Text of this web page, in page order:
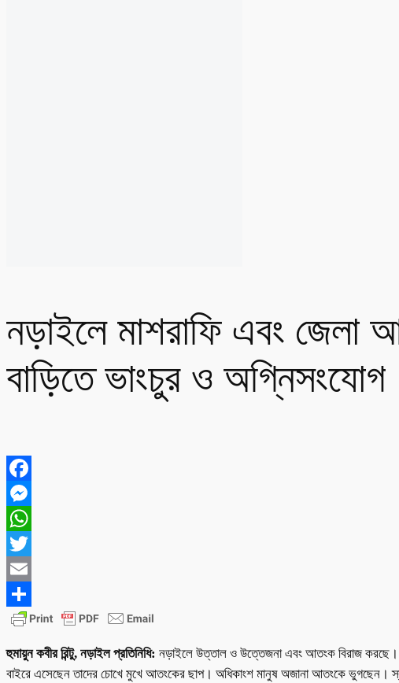
নড়াইলে মাশরাফি এবং জেলা
বাড়িতে ভাংচুর ও অগ্নিসংযোগ
Facebook
Messenger
WhatsApp
Twitter
Email
Share
হুমায়ুন কবীর রিন্টু, নড়াইল প্রতিনিধি: নড়াইলে উত্তাল ও উত্তেজনা এবং আতংক বিরাজ করছে।
বাইরে এসেছেন তাদের চোখে মুখে আতংকের ছাপ। অধিকাংশ মানুষ অজানা আতংকে